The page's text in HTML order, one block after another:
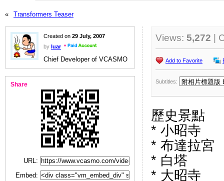
« Transformers Teaser
Created on 29 July, 2007
by luar
Chief Developer of VCASMO
Share
URL:
Embed:
Views: 5,272 |
Add to Favorite
Subtitles:
歷史景點
* 小昭寺
* 布達拉宮
* 白塔
* 大昭寺